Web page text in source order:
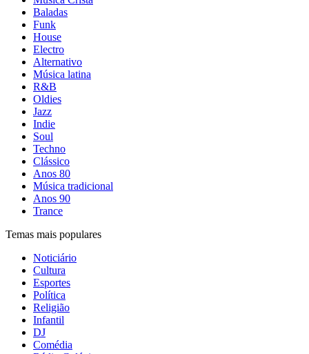
Baladas
Funk
House
Electro
Alternativo
Música latina
R&B
Oldies
Jazz
Indie
Soul
Techno
Clássico
Anos 80
Música tradicional
Anos 90
Trance
Temas mais populares
Noticiário
Cultura
Esportes
Política
Religião
Infantil
DJ
Comédia